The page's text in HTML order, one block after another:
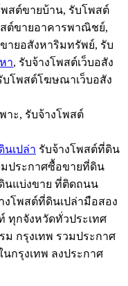
พสต์ขายบ้าน, รับโพสต์
ต์ขายอาคารพาณิชย์,
ายอสังหาริมทรัพย์, รับ
า, รับจ้างโพสต์เว็บอสัง
บโพสต์โฆษณาเว็บอสัง
าะ, รับจ้างโพสต์
นเปล่า รับจ้างโพสต์ที่ดิน
ประกาศซื้อขายที่ดิน
นแบ่งขาย ที่ติดถนน
งโพสต์ที่ดินเปล่ามือสอง
ทุกจังหวัดทั่วประเทศ
ม กรุงเทพ รวมประกาศ
นกรุงเทพ ลงประกาศ